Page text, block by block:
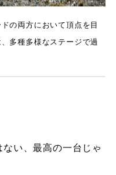
の両方において頂点を目
多種多様なステージで過
い、最高の一台じゃ